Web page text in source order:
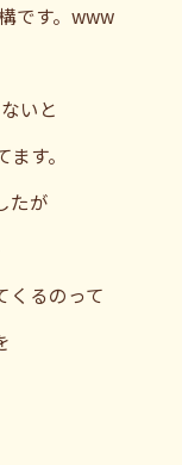
です。www
いと
す。
たが
くるのって